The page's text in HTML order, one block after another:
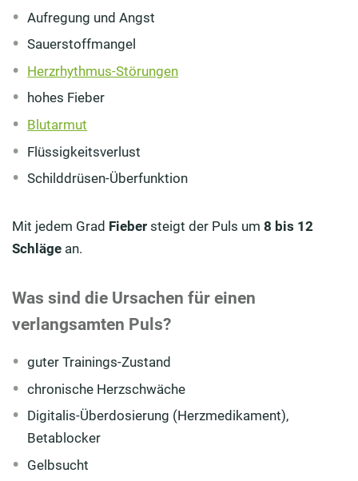
Aufregung und Angst
Sauerstoffmangel
Herzrhythmus-Störungen
hohes Fieber
Blutarmut
Flüssigkeitsverlust
Schilddrüsen-Überfunktion
Mit jedem Grad Fieber steigt der Puls um 8 bis 12
Schläge an.
Was sind die Ursachen für einen
verlangsamten Puls?
guter Trainings-Zustand
chronische Herzschwäche
Digitalis-Überdosierung (Herzmedikament),
Betablocker
Gelbsucht